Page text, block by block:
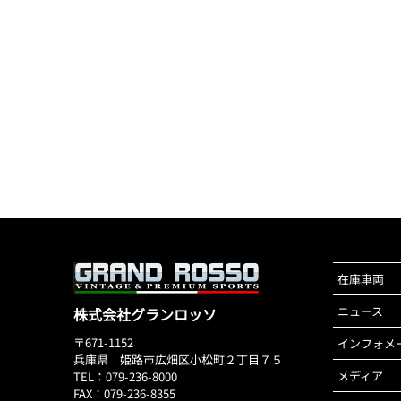
株式会社グランロッソ
〒671-1152
兵庫県 姫路市広畑区小松町２丁目７５
TEL：079-236-8000
FAX：079-236-8355
在庫車両
ニュース
インフォメ
メディア